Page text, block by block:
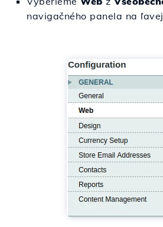
navigačného panela na